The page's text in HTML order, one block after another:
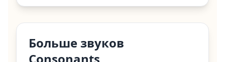
Больше звуков